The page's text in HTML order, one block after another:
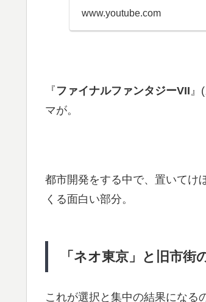
www.youtube.com
『 ファイナルファンタジーVII
マが。
都市開発をする中で、置いてけ
くる面白い部分。
「ネオ東京」と旧市街
これが選択と集中の結果になる